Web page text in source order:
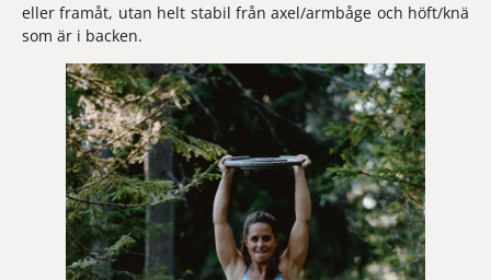
eller framåt, utan helt stabil från axel/armbåge och höft/knä
som är i backen.